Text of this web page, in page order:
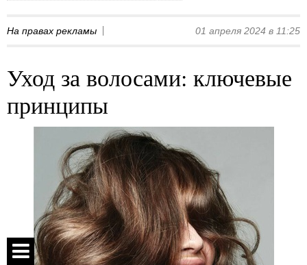
На правах рекламы 01 апреля 2024 в 11:25
Уход за волосами: ключевые
принципы